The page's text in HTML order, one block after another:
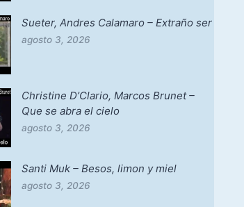
Sueter, Andres Calamaro – Extraño ser
agosto 3, 2026
Christine D’Clario, Marcos Brunet –
Que se abra el cielo
agosto 3, 2026
Santi Muk – Besos, limon y miel
agosto 3, 2026